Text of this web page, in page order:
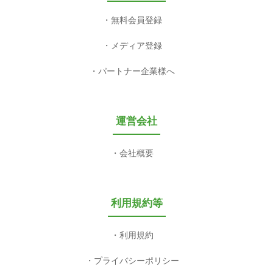
無料会員登録
メディア登録
パートナー企業様へ
運営会社
会社概要
利用規約等
利用規約
プライバシーポリシー